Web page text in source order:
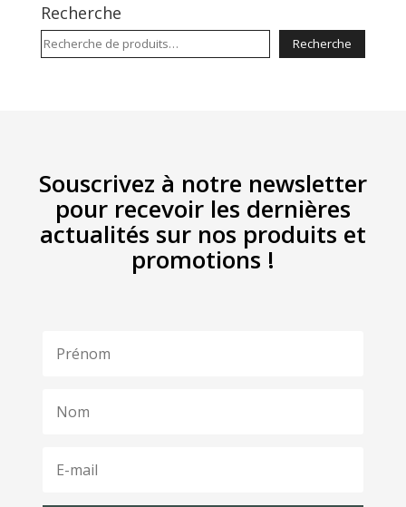
Recherche
Recherche
pour :
Recherche
Souscrivez à notre newsletter
pour recevoir les dernières
actualités sur nos produits et
promotions !